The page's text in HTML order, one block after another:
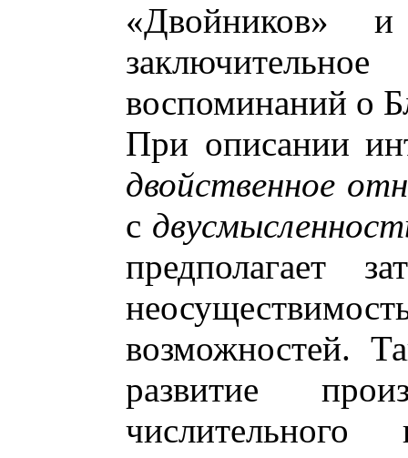
воспоминаний о
При описании
двойственное
с
предполагает
возможностей.
развитие